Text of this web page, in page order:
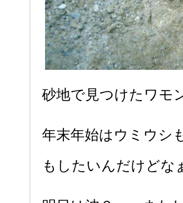
砂地で見つけたワモ
年末年始はウミウシ
もしたいんだけどな